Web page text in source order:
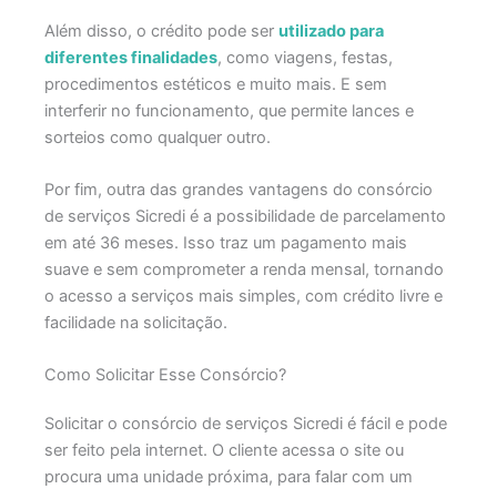
Além disso, o crédito pode ser utilizado para
diferentes finalidades, como viagens, festas,
procedimentos estéticos e muito mais. E sem
interferir no funcionamento, que permite lances e
sorteios como qualquer outro.
Por fim, outra das grandes vantagens do consórcio
de serviços Sicredi é a possibilidade de parcelamento
em até 36 meses. Isso traz um pagamento mais
suave e sem comprometer a renda mensal, tornando
o acesso a serviços mais simples, com crédito livre e
facilidade na solicitação.
Como Solicitar Esse Consórcio?
Solicitar o consórcio de serviços Sicredi é fácil e pode
ser feito pela internet. O cliente acessa o site ou
procura uma unidade próxima, para falar com um